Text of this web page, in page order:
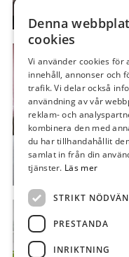
Denna
cookies
Vi använder cookies för
innehåll, annonser och
trafik. Vi delar också
användning av vår
reklam- och
kombinera den med
du har tillhandahållit
samlat in från din
tjänster. Läs mer
STRIKT
PRESTANDA
INRIKTNING